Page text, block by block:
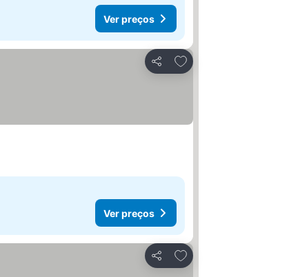
Ver preços
Partilhar
Adicionar aos favoritos
Ver preços
Partilhar
Adicionar aos favoritos